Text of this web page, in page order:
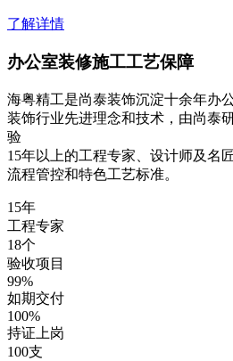
了解详情
办公室装修施工工艺保障
海粤精工是尚泰装饰沉淀十余年办
装饰行业先进理念和技术，由尚泰
验
15年以上的工程专家、设计师及名
流程管控和特色工艺标准。
15年
工程专家
18个
验收项目
99%
如期交付
100%
持证上岗
100支